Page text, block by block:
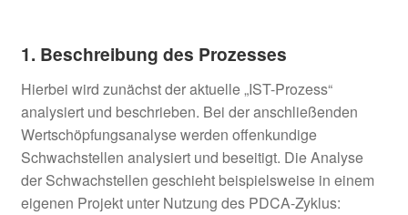
1. Beschreibung des Prozesses
Hierbei wird zunächst der aktuelle „IST-Prozess“
analysiert und beschrieben. Bei der anschließenden
Wertschöpfungsanalyse werden offenkundige
Schwachstellen analysiert und beseitigt. Die Analyse
der Schwachstellen geschieht beispielsweise in einem
eigenen Projekt unter Nutzung des PDCA-Zyklus: